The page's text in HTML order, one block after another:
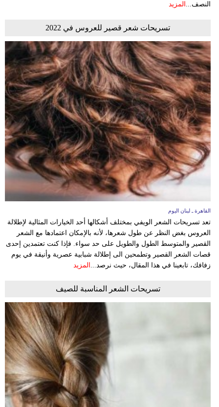
النصف... المزيد
تسريحات شعر قصير للعروس في 2022
القاهرة ـ لبنان اليوم
تعد تسريحات الشعر الويفي بمختلف أشكالها أحد الخيارات المثالية لإطلالة
العروس بغض النظر عن طول شعرها، لأنه بالإمكان اعتمادها مع الشعر
القصير والمتوسط الطول والطويل على حد سواء. فإذا كنت تعتمدين إحدى
قصات الشعر القصير وتطمحين الى إطلالة شبابية عصرية وأنيقة في يوم
زفافك، تابعينا في هذا المقال، حيث نرصد... المزيد
تسريحات الشعر المناسبة للصيف